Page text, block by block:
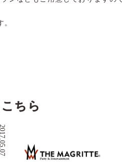
ちら
2017.05.07